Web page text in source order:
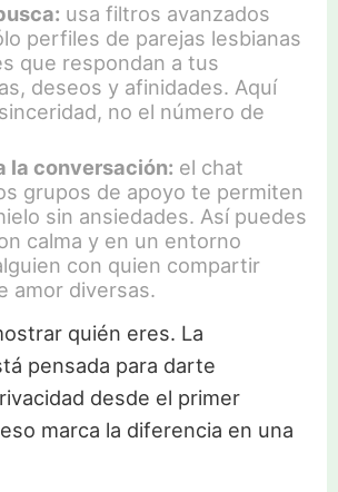
usa filtros avanzados
perfiles de parejas lesbianas
que respondan a tus
deseos y afinidades. Aquí
no el número de
la conversación: el chat
grupos de apoyo te permiten
sin ansiedades. Así puedes
calma y en un entorno
con quien compartir
amor diversas.
quién eres. La
pensada para darte
desde el primer
marca la diferencia en una